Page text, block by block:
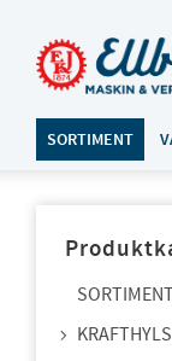
SORTIMENT
SORTIMENT